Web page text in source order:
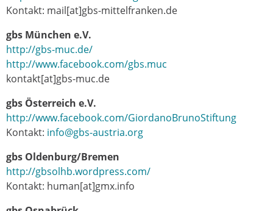
Kontakt: mail[at]gbs-mittelfranken.de
gbs München e.V.
http://gbs-muc.de/
http://www.facebook.com/gbs.muc
kontakt[at]gbs-muc.de
gbs Österreich e.V.
http://www.facebook.com/GiordanoBrunoStiftung
Kontakt: info@gbs-austria.org
gbs Oldenburg/Bremen
http://gbsolhb.wordpress.com/
Kontakt: human[at]gmx.info